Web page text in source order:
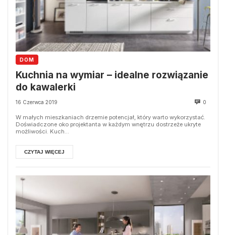
DOM
Kuchnia na wymiar – idealne rozwiązanie
do kawalerki
16 Czerwca 2019 0
W małych mieszkaniach drzemie potencjał, który warto wykorzystać.
Doświadczone oko projektanta w każdym wnętrzu dostrzeże ukryte
możliwości. Kuch...
CZYTAJ WIĘCEJ